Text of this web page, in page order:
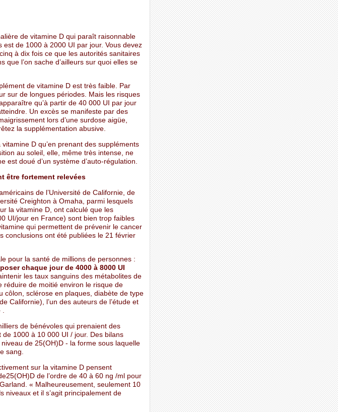
de vitamine D qui paraît raisonnable
est de 1000 à 2000 UI par jour. Vous devez
à dix fois ce que les autorités sanitaires
l’on sache d’ailleurs sur quoi elles se
de vitamine D est très faible. Par
sur de longues périodes. Mais les risques
qu’à partir de 40 000 UI par jour
Un excès se manifeste par des
lors d’une surdose aigüe,
la supplémentation abusive.
D qu’en prenant des suppléments
au soleil, elle, même très intense, ne
est doué d’un système d’auto-régulation.
être fortement relevées
de l’Université de Californie, de
Creighton à Omaha, parmi lesquels
la vitamine D, ont calculé que les
UI/jour en France) sont bien trop faibles
qui permettent de prévenir le cancer
conclusions ont été publiées le 21 février
pour la santé de millions de personnes :
chaque jour de 4000 à 8000 UI
les taux sanguins des métabolites de
réduire de moitié environ le risque de
côlon, sclérose en plaques, diabète de type
Californie), l’un des auteurs de l’étude et
.
de bénévoles qui prenaient des
1000 à 10 000 UI / jour. Des bilans
de 25(OH)D - la forme sous laquelle
sang.
sur la vitamine D pensent
de l’ordre de 40 à 60 ng /ml pour
« Malheureusement, seulement 10
niveaux et il s’agit principalement de